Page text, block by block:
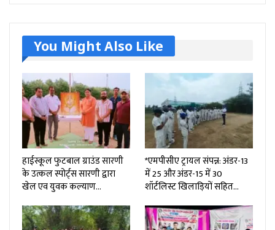
You Might Also Like
हाईस्कूल फुटबाल ग्राउंड सारणी
के उत्कल स्पोर्ट्स सारणी द्वारा
खेल एव युवक कल्याण…
*एमपीसीए ट्रायल संपन्न: अंडर-13
में 25 और अंडर-15 में 30
शॉर्टलिस्ट खिलाड़ियों सहित…